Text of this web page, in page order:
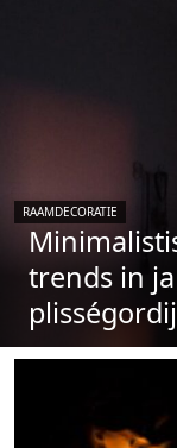
RAAMDECORATIE
trends in